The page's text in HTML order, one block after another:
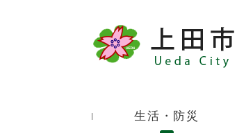
生活・防災